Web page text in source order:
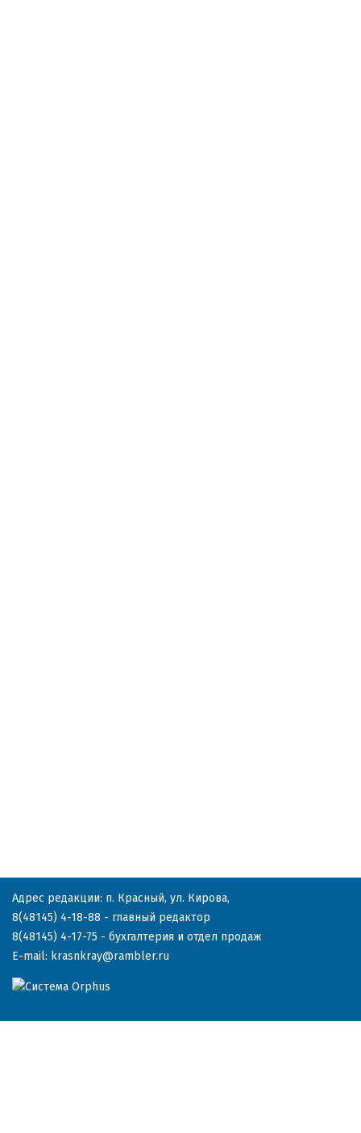
Адрес редакции: п. Красный, ул. Кирова,
8(48145) 4-18-88 - главный редактор
8(48145) 4-17-75 - бухгалтерия и отдел продаж
E-mail: krasnkray@rambler.ru